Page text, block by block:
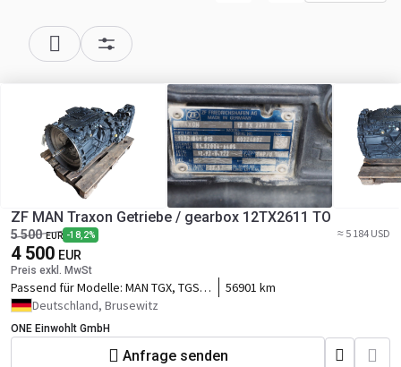
ZF MAN Traxon Getriebe / gearbox 12TX2611 TO
5 500 EUR -18,2%
4 500 EUR
Preis exkl. MwSt
≈ 5 184 USD
Passend für Modelle: MAN TGX, TGS
Euro 6
56901 km
Deutschland, Brusewitz
ONE Einwohlt GmbH
Anfrage senden